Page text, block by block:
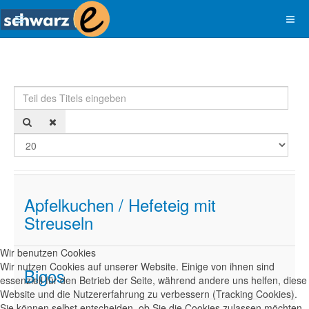
Teil des Titels eingeben
Apfelkuchen / Hefeteig mit
Streuseln
Bigos
Wir benutzen Cookies
Wir nutzen Cookies auf unserer Website. Einige von ihnen sind
essenziell für den Betrieb der Seite, während andere uns helfen, diese
Website und die Nutzererfahrung zu verbessern (Tracking Cookies).